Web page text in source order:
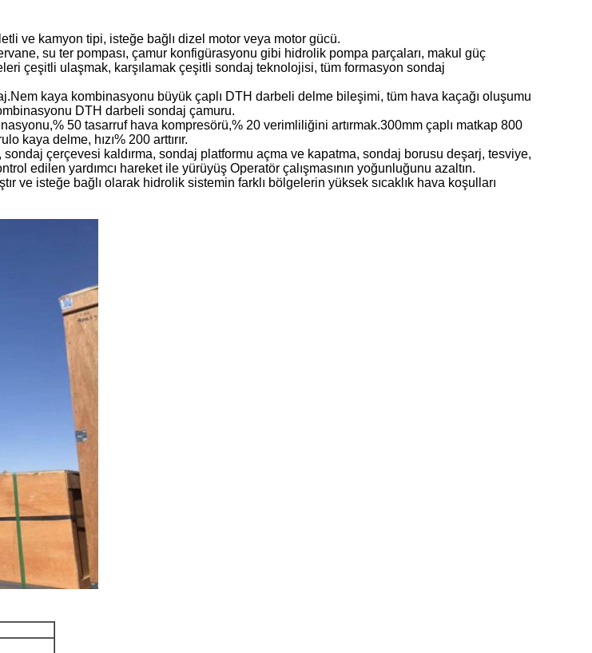
ve kamyon tipi, isteğe bağlı dizel motor veya motor gücü.
su ter pompası, çamur konfigürasyonu gibi hidrolik pompa parçaları, makul güç
çeşitli ulaşmak, karşılamak çeşitli sondaj teknolojisi, tüm formasyon sondaj
kaya kombinasyonu büyük çaplı DTH darbeli delme bileşimi, tüm hava kaçağı oluşumu
DTH darbeli sondaj çamuru.
50 tasarruf hava kompresörü,% 20 verimliliğini artırmak.300mm çaplı matkap 800
kaya delme, hızı% 200 arttırır.
çerçevesi kaldırma, sondaj platformu açma ve kapatma, sondaj borusu deşarj, tesviye,
edilen yardımcı hareket ile yürüyüş Operatör çalışmasının yoğunluğunu azaltın.
ve isteğe bağlı olarak hidrolik sistemin farklı bölgelerin yüksek sıcaklık hava koşulları